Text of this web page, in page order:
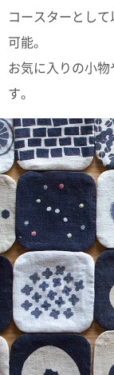
投函
330円
円以上
無料
コースターとし
可能。
お気に入りの小
す。